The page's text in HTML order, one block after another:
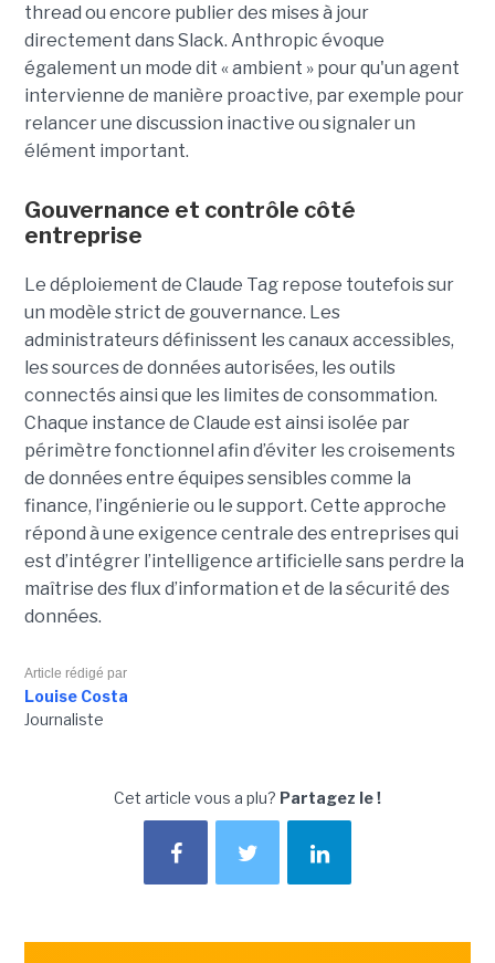
thread ou encore publier des mises à jour
directement dans Slack. Anthropic évoque
également un mode dit « ambient » pour qu'un agent
intervienne de manière proactive, par exemple pour
relancer une discussion inactive ou signaler un
élément important.
Gouvernance et contrôle côté
entreprise
Le déploiement de Claude Tag repose toutefois sur
un modèle strict de gouvernance. Les
administrateurs définissent les canaux accessibles,
les sources de données autorisées, les outils
connectés ainsi que les limites de consommation.
Chaque instance de Claude est ainsi isolée par
périmètre fonctionnel afin d’éviter les croisements
de données entre équipes sensibles comme la
finance, l’ingénierie ou le support. Cette approche
répond à une exigence centrale des entreprises qui
est d’intégrer l’intelligence artificielle sans perdre la
maîtrise des flux d’information et de la sécurité des
données.
Article rédigé par
Louise Costa
Journaliste
Cet article vous a plu? Partagez le !